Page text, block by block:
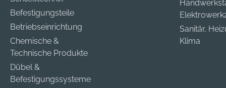
Befestigungsteile
Betriebseinrichtung
Chemische &
Technische Produkte
Dübel &
Befestigungssysteme
Sanitär,
Klima